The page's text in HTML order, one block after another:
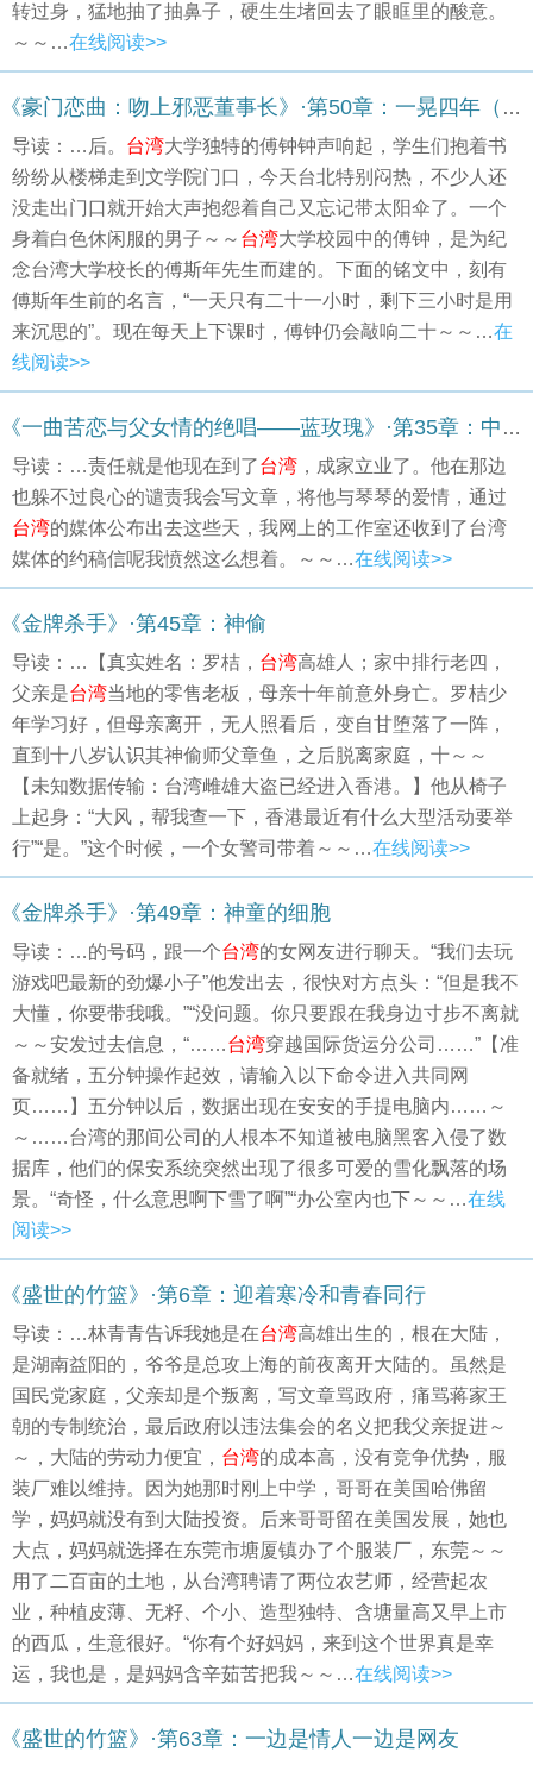
转过身，猛地抽了抽鼻子，硬生生堵回去了眼眶里的酸意。
～～…在线阅读>>
《豪门恋曲：吻上邪恶董事长》·第50章：一晃四年（一）
导读：…后。 台湾大学独特的傅钟钟声响起，学生们抱着书
纷纷从楼梯走到文学院门口，今天台北特别闷热，不少人还
没走出门口就开始大声抱怨着自己又忘记带太阳伞了。一个
身着白色休闲服的男子～～ 台湾大学校园中的傅钟，是为纪
念台湾大学校长的傅斯年先生而建的。下面的铭文中，刻有
傅斯年生前的名言，“一天只有二十一小时，剩下三小时是用
来沉思的”。现在每天上下课时，傅钟仍会敲响二十～～…在
线阅读>>
《一曲苦恋与父女情的绝唱——蓝玫瑰》·第35章：中卷：恋之歌 ：恋之歌（3）
导读：…责任就是他现在到了台湾 ，成家立业了。他在那边
也躲不过良心的谴责我会写文章，将他与琴琴的爱情，通过
台湾的媒体公布出去这些天，我网上的工作室还收到了台湾
媒体的约稿信呢我愤然这么想着。～～…在线阅读>>
《金牌杀手》·第45章：神偷
导读：…【真实姓名：罗桔， 台湾高雄人；家中排行老四，
父亲是台湾当地的零售老板，母亲十年前意外身亡。罗桔少
年学习好，但母亲离开，无人照看后，变自甘堕落了一阵，
直到十八岁认识其神偷师父章鱼，之后脱离家庭，十～～
【未知数据传输：台湾雌雄大盗已经进入香港。】他从椅子
上起身：“大风，帮我查一下，香港最近有什么大型活动要举
行”“是。”这个时候，一个女警司带着～～…在线阅读>>
《金牌杀手》·第49章：神童的细胞
导读：…的号码，跟一个台湾的女网友进行聊天。“我们去玩
游戏吧最新的劲爆小子”他发出去，很快对方点头：“但是我不
大懂，你要带我哦。”“没问题。你只要跟在我身边寸步不离就
～～安发过去信息，“……台湾穿越国际货运分公司……”【准
备就绪，五分钟操作起效，请输入以下命令进入共同网
页……】五分钟以后，数据出现在安安的手提电脑内……～
～……台湾的那间公司的人根本不知道被电脑黑客入侵了数
据库，他们的保安系统突然出现了很多可爱的雪化飘落的场
景。“奇怪，什么意思啊下雪了啊”“办公室内也下～～…在线
阅读>>
《盛世的竹篮》·第6章：迎着寒冷和青春同行
导读：…林青青告诉我她是在台湾高雄出生的，根在大陆，
是湖南益阳的，爷爷是总攻上海的前夜离开大陆的。虽然是
国民党家庭，父亲却是个叛离，写文章骂政府，痛骂蒋家王
朝的专制统治，最后政府以违法集会的名义把我父亲捉进～
～，大陆的劳动力便宜， 台湾的成本高，没有竞争优势，服
装厂难以维持。因为她那时刚上中学，哥哥在美国哈佛留
学，妈妈就没有到大陆投资。后来哥哥留在美国发展，她也
大点，妈妈就选择在东莞市塘厦镇办了个服装厂，东莞～～
用了二百亩的土地，从台湾聘请了两位农艺师，经营起农
业，种植皮薄、无籽、个小、造型独特、含塘量高又早上市
的西瓜，生意很好。“你有个好妈妈，来到这个世界真是幸
运，我也是，是妈妈含辛茹苦把我～～…在线阅读>>
《盛世的竹篮》·第63章：一边是情人一边是网友